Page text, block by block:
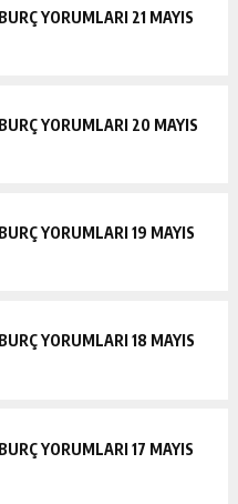
YORUMLARI 21 MAYIS
YORUMLARI 20 MAYIS
YORUMLARI 19 MAYIS
YORUMLARI 18 MAYIS
YORUMLARI 17 MAYIS